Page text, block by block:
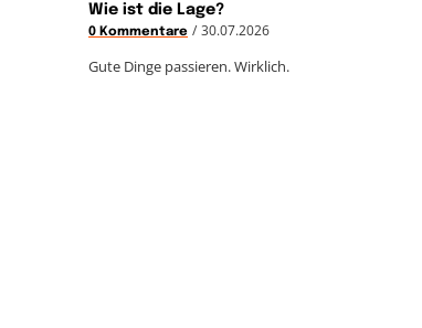
Wie ist die Lage?
0 Kommentare / 30.07.2026
Gute Dinge passieren. Wirklich.